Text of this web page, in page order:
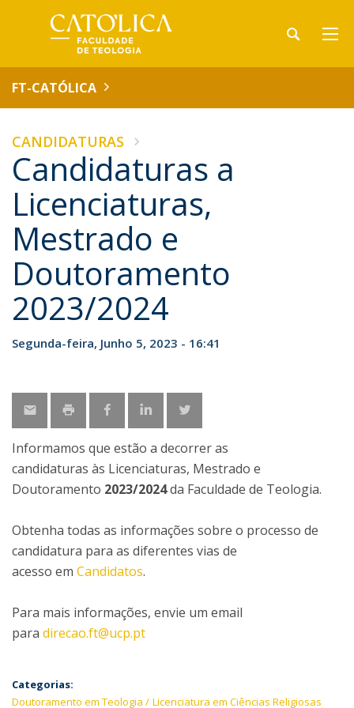
FT-CATÓLICA
CANDIDATURAS
Candidaturas a
Licenciaturas,
Mestrado e
Doutoramento
2023/2024
Segunda-feira, Junho 5, 2023 - 16:41
Informamos que estão a decorrer as
candidaturas às Licenciaturas, Mestrado e
Doutoramento 2023/2024da Faculdade de Teologia.
Obtenha todas as informações sobre o processo de
candidatura para as diferentes vias de
acesso em Candidatos.
Para mais informações, envie um email
para direcao.ft@ucp.pt
Categorias:
Doutoramento em Teologia
Licenciatura em Ciências Religiosas